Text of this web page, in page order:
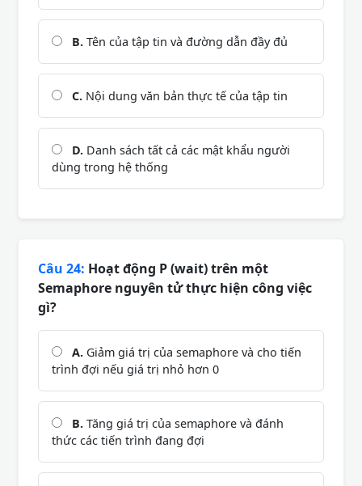
B. Tên của tập tin và đường dẫn đầy đủ
C. Nội dung văn bản thực tế của tập tin
D. Danh sách tất cả các mật khẩu người
dùng trong hệ thống
Câu 24: Hoạt động P (wait) trên một
Semaphore nguyên tử thực hiện công việc
gì?
A. Giảm giá trị của semaphore và cho tiến
trình đợi nếu giá trị nhỏ hơn 0
B. Tăng giá trị của semaphore và đánh
thức các tiến trình đang đợi